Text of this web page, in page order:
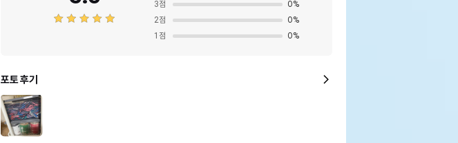
3점 0%
2점 0%
1 점 0%
포토 후기